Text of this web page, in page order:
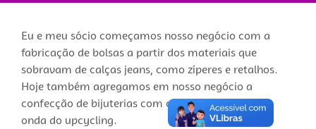
Eu e meu sócio começamos nosso negócio com a
fabricação de bolsas a partir dos materiais que
sobravam de calças jeans, como zíperes e retalhos.
Hoje também agregamos em nosso negócio a
confecção de bijuterias com cápsulas de café, na
onda do upcycling.